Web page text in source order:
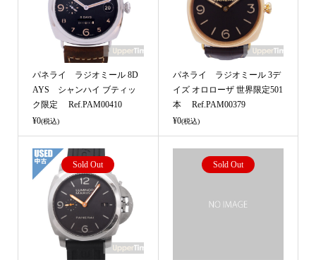
パネライ ラジオミール 8D
AYS シャンハイ ブティッ
ク限定 Ref.PAM00410
¥0(税込)
パネライ ラジオミール 3デ
イズ オロローザ 世界限定501
本 Ref.PAM00379
¥0(税込)
Sold Out Sold Out